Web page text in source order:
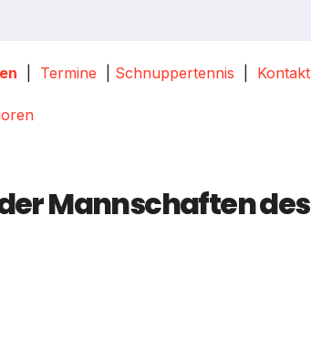
Termine Schnuppertennis Kontakt
Mannschaften des